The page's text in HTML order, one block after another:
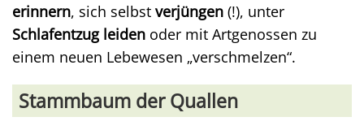
erinnern, sich selbst verjüngen (!), unter
Schlafentzug leiden oder mit Artgenossen zu
einem neuen Lebewesen „verschmelzen“.
Stammbaum der Quallen